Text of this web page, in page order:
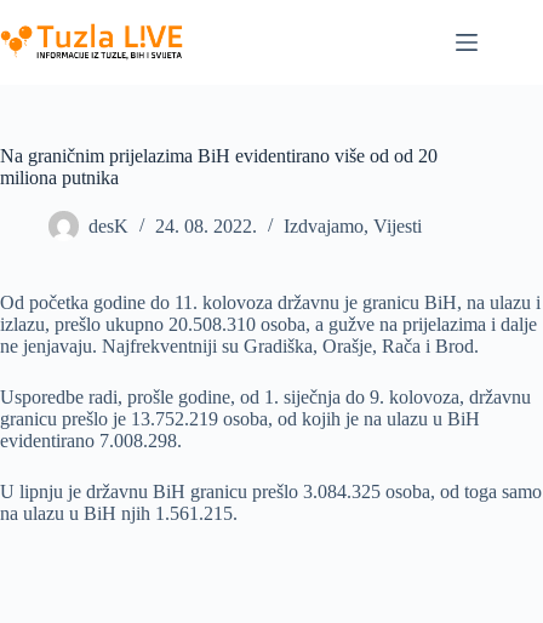
to
content
Na graničnim prijelazima BiH evidentirano više od od 20
miliona putnika
desK 24. 08. 2022. Izdvajamo, Vijesti
Od početka godine do 11. kolovoza državnu je granicu BiH, na ulazu i
izlazu, prešlo ukupno 20.508.310 osoba, a gužve na prijelazima i dalje
ne jenjavaju. Najfrekventniji su Gradiška, Orašje, Rača i Brod.
Usporedbe radi, prošle godine, od 1. siječnja do 9. kolovoza, državnu
granicu prešlo je 13.752.219 osoba, od kojih je na ulazu u BiH
evidentirano 7.008.298.
U lipnju je državnu BiH granicu prešlo 3.084.325 osoba, od toga samo
na ulazu u BiH njih 1.561.215.